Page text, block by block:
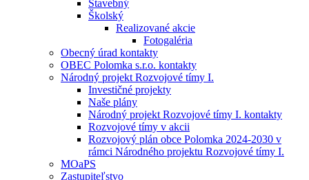
Stavebný
Školský
Realizované akcie
Fotogaléria
Obecný úrad kontakty
OBEC Polomka s.r.o. kontakty
Národný projekt Rozvojové tímy I.
Investičné projekty
Naše plány
Národný projekt Rozvojové tímy I. kontakty
Rozvojové tímy v akcii
Rozvojový plán obce Polomka 2024-2030 v
rámci Národného projektu Rozvojové tímy I.
MOaPS
Zastupiteľstvo